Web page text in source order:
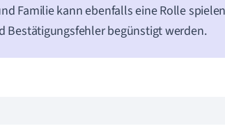
Familie kann ebenfalls eine Rolle
Bestätigungsfehler begünstigt werden.